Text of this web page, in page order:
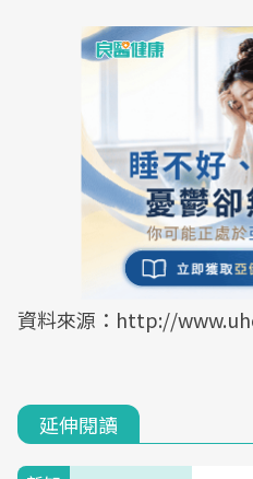
資料來源：http://
延伸閱讀